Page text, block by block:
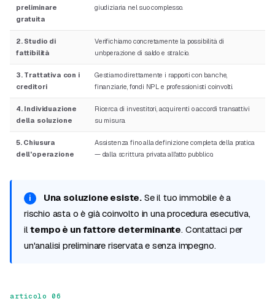
preliminare
gratuita
giudiziaria nel suo complesso.
2. Studio di
fattibilità
Verifichiamo concretamente la possibilità di
un'operazione di saldo e stralcio.
3. Trattativa con i
creditori
Gestiamo direttamente i rapporti con banche,
finanziarie, fondi NPL e professionisti coinvolti.
4. Individuazione
della soluzione
Ricerca di investitori, acquirenti o accordi transattivi
su misura.
5. Chiusura
dell'operazione
Assistenza fino alla definizione completa della pratica
— dalla scrittura privata all'atto pubblico.
Una soluzione esiste. Se il tuo immobile è a
rischio asta o è già coinvolto in una procedura esecutiva,
iltempo è un fattore determinante. Contattaci per
un'analisi preliminare riservata e senza impegno.
articolo 06